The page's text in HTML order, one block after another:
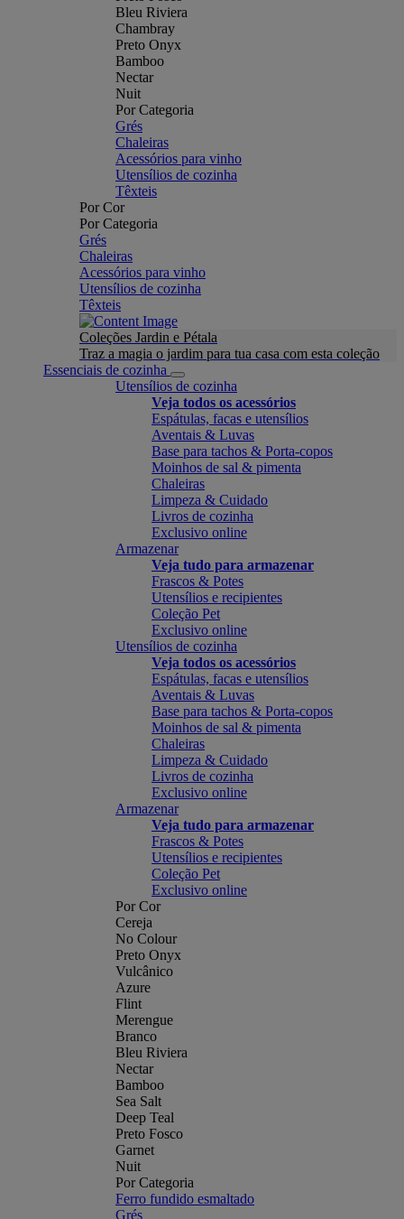
Bleu Riviera
Chambray
Preto Onyx
Bamboo
Nectar
Nuit
Por Categoria
Grés
Chaleiras
Acessórios para vinho
Utensílios de cozinha
Têxteis
Por Cor
Por Categoria
Grés
Chaleiras
Acessórios para vinho
Utensílios de cozinha
Têxteis
Coleções Jardin e Pétala
Traz a magia o jardim para tua casa com esta coleção
Essenciais de cozinha
Utensílios de cozinha
Veja todos os acessórios
Espátulas, facas e utensílios
Aventais & Luvas
Base para tachos & Porta-copos
Moinhos de sal & pimenta
Chaleiras
Limpeza & Cuidado
Livros de cozinha
Exclusivo online
Armazenar
Veja tudo para armazenar
Frascos & Potes
Utensílios e recipientes
Coleção Pet
Exclusivo online
Utensílios de cozinha
Veja todos os acessórios
Espátulas, facas e utensílios
Aventais & Luvas
Base para tachos & Porta-copos
Moinhos de sal & pimenta
Chaleiras
Limpeza & Cuidado
Livros de cozinha
Exclusivo online
Armazenar
Veja tudo para armazenar
Frascos & Potes
Utensílios e recipientes
Coleção Pet
Exclusivo online
Por Cor
Cereja
No Colour
Preto Onyx
Vulcânico
Azure
Flint
Merengue
Branco
Bleu Riviera
Nectar
Bamboo
Sea Salt
Deep Teal
Preto Fosco
Garnet
Nuit
Por Categoria
Ferro fundido esmaltado
Grés